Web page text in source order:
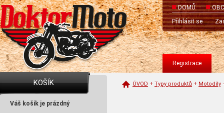
DOMŮ
Přihlásit se
Registrace
KOŠÍK
Váš košík je prázdný
ÚVOD + Typy produktů + Motodíly